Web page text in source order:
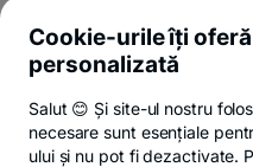
Cookie-urile îți
personalizată
Salut 😊 Și site-ul nostru
necesare sunt esențiale
ului și nu pot fi dezactivate.